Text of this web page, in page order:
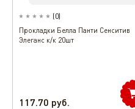
(0)
Прокладки Белла Панти Сенситив
Элеганс к/к 20шт
117.70 руб.